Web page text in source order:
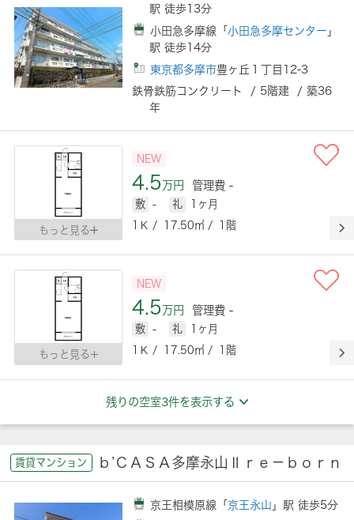
駅 徒歩13分
小田急多摩線「小田急多摩センター 」
駅 徒歩14分
東京都多摩市豊ヶ丘１丁目12-3
鉄骨鉄筋コンクリート / 5階建 / 築36
年
もっと見る
NEW
4.5万円 管理費 -
敷 - 礼
1ヶ月
1Ｋ / 17.50㎡ / 1階
もっと見る
NEW
4.5万円 管理費 -
敷 - 礼
1ヶ月
1Ｋ / 17.50㎡ / 1階
残りの空室3件を表示する
賃貸マンション ｂ’ＣＡＳＡ多摩永山Ⅱｒｅ－ｂｏｒｎ
京王相模原線「京王永山 」駅 徒歩5分